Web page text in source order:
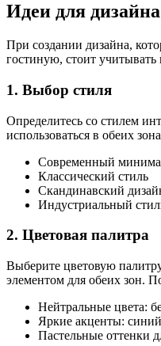
Идеи для дизайна
При создании дизайна,
гостиную, стоит
1. Выбор стиля
Определитесь со стилем
использоваться в обеих
Современный
Классический стиль
Скандинавский
Индустриальный
2. Цветовая палитра
Выберите цветовую
элементом для обеих зон.
Нейтральные цвета:
Яркие акценты:
Пастельные оттенки